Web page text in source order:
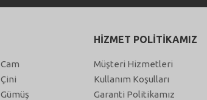
Cam
Çini
Gümüş
HİZMET POLİTİKAMIZ
Müşteri Hizmetleri
Kullanım Koşulları
Garanti Politikamız